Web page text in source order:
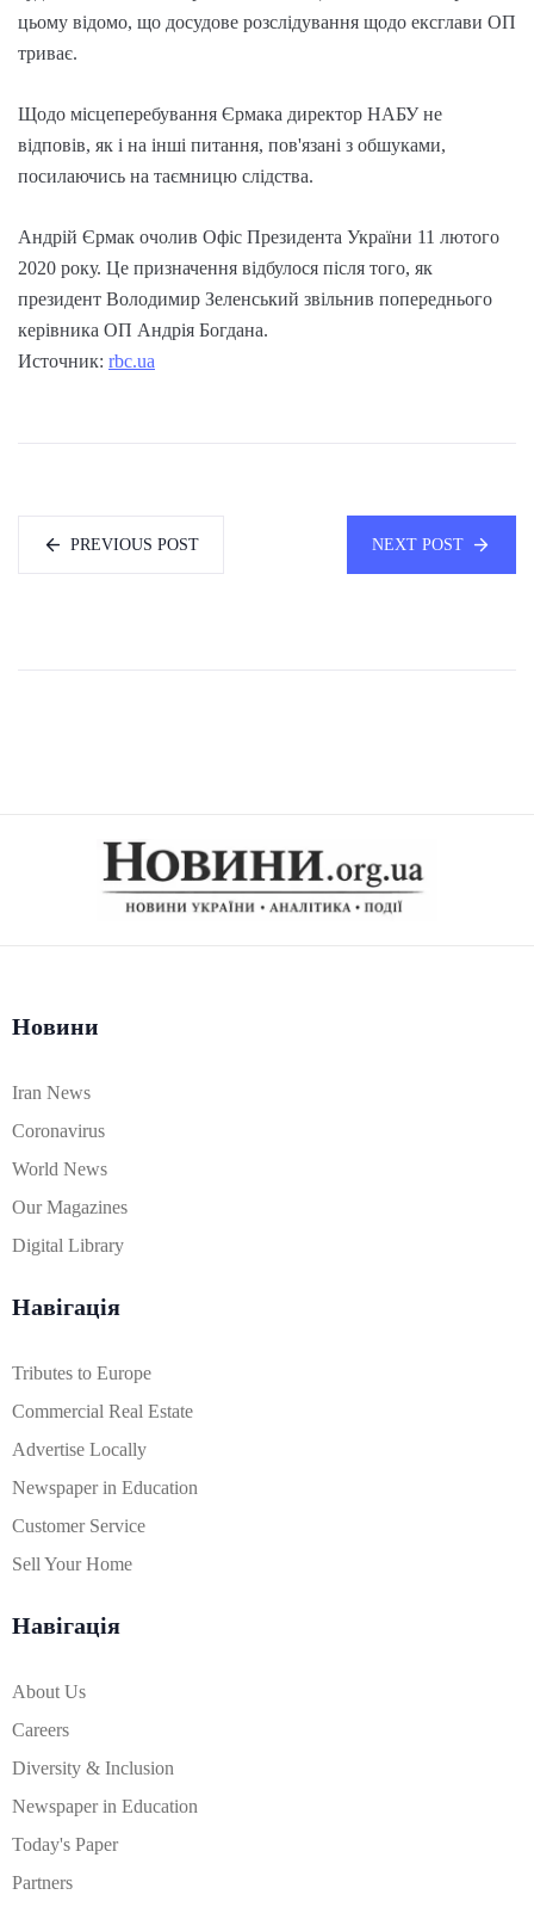
цьому відомо, що досудове розслідування щодо ексглави ОП
триває.
Щодо місцеперебування Єрмака директор НАБУ не
відповів, як і на інші питання, пов'язані з обшуками,
посилаючись на таємницю слідства.
Андрій Єрмак очолив Офіс Президента України 11 лютого
2020 року. Це призначення відбулося після того, як
президент Володимир Зеленський звільнив попереднього
керівника ОП Андрія Богдана.
Источник: rbc.ua
PREVIOUS POST NEXT POST
Новини
Iran News
Coronavirus
World News
Our Magazines
Digital Library
Навігація
Tributes to Europe
Commercial Real Estate
Advertise Locally
Newspaper in Education
Customer Service
Sell Your Home
Навігація
About Us
Careers
Diversity & Inclusion
Newspaper in Education
Today's Paper
Partners